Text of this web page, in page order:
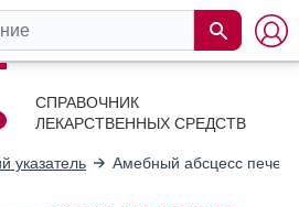
СПРАВОЧНИК
ЛЕКАРСТВЕННЫХ СРЕДСТВ
указатель Амебный абсцесс